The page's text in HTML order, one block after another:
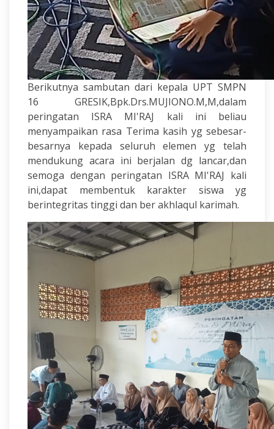
Berikutnya sambutan dari kepala UPT SMPN
16 GRESIK,Bpk.Drs.MUJIONO.M,M,dalam
peringatan ISRA MI'RAJ kali ini beliau
menyampaikan rasa Terima kasih yg sebesar-
besarnya kepada seluruh elemen yg telah
mendukung acara ini berjalan dg lancar,dan
semoga dengan peringatan ISRA MI'RAJ kali
ini,dapat membentuk karakter siswa yg
berintegritas tinggi dan ber akhlaqul karimah.